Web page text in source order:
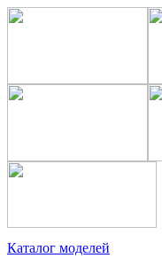
Каталог моделей